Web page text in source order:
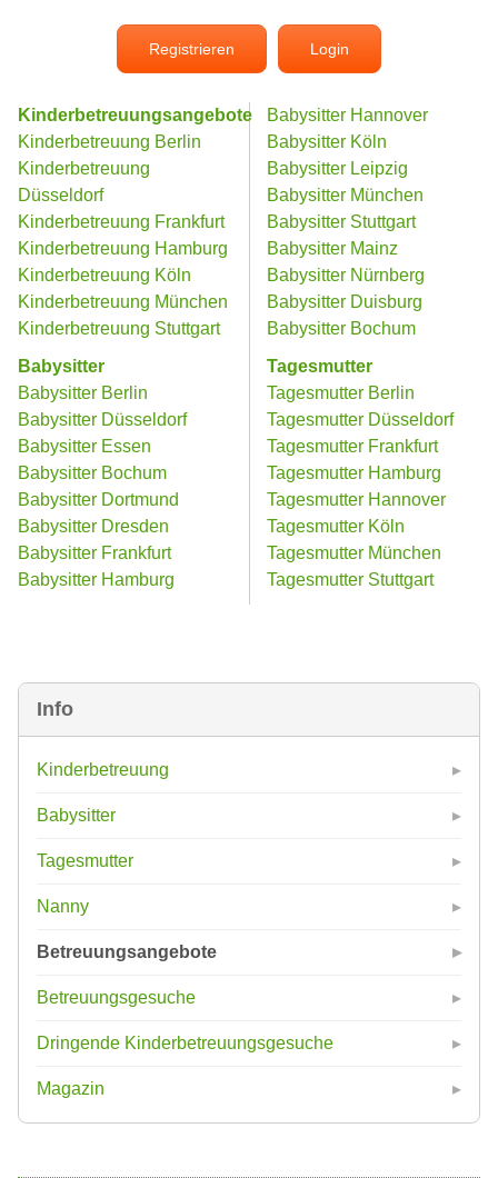
Info
Kinderbetreuung
Babysitter
Tagesmutter
Nanny
Betreuungsangebote
Betreuungsgesuche
Dringende Kinderbetreuungsgesuche
Magazin
Registrieren Login
Kinderbetreuungsangebote
Kinderbetreuung Berlin
Kinderbetreuung
Düsseldorf
Kinderbetreuung Frankfurt
Kinderbetreuung Hamburg
Kinderbetreuung Köln
Kinderbetreuung München
Kinderbetreuung Stuttgart
Babysitter
Babysitter Berlin
Babysitter Düsseldorf
Babysitter Essen
Babysitter Bochum
Babysitter Dortmund
Babysitter Dresden
Babysitter Frankfurt
Babysitter Hamburg
Babysitter Hannover
Babysitter Köln
Babysitter Leipzig
Babysitter München
Babysitter Stuttgart
Babysitter Mainz
Babysitter Nürnberg
Babysitter Duisburg
Babysitter Bochum
Tagesmutter
Tagesmutter Berlin
Tagesmutter Düsseldorf
Tagesmutter Frankfurt
Tagesmutter Hamburg
Tagesmutter Hannover
Tagesmutter Köln
Tagesmutter München
Tagesmutter Stuttgart